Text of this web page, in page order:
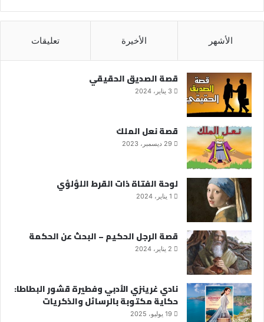
الأشهر الأخيرة تعليقات
قصة الصديق الحقيقي
3 يناير، 2024
قصة نعل الملك
29 ديسمبر، 2023
لوحة الفتاة ذات القرط اللؤلؤي
1 يناير، 2024
قصة الرجل الحكيم – البحث عن الحكمة
2 يناير، 2024
نادي غرينزي الأدبي وفطيرة قشور البطاطا:
حكاية مكتوبة بالرسائل والذكريات
19 يوليو، 2025